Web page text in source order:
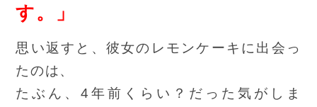
す。」
思い返すと、彼女のレモンケーキに出会っ
たのは、
たぶん、4年前くらい？だった気がしま